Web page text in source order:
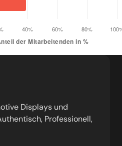
40% 60% 80%
der Mitarbeitenden in %
Displays und
Professionell,